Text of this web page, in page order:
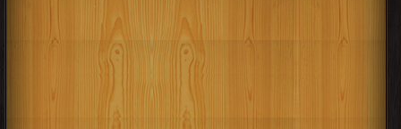
كتب 1992
كتب 1991
كتب 1990
كتب 1989 كتب 1988
كتب 1987
كتب 1984
كتب 1983
كتب 1980
كتب 1979